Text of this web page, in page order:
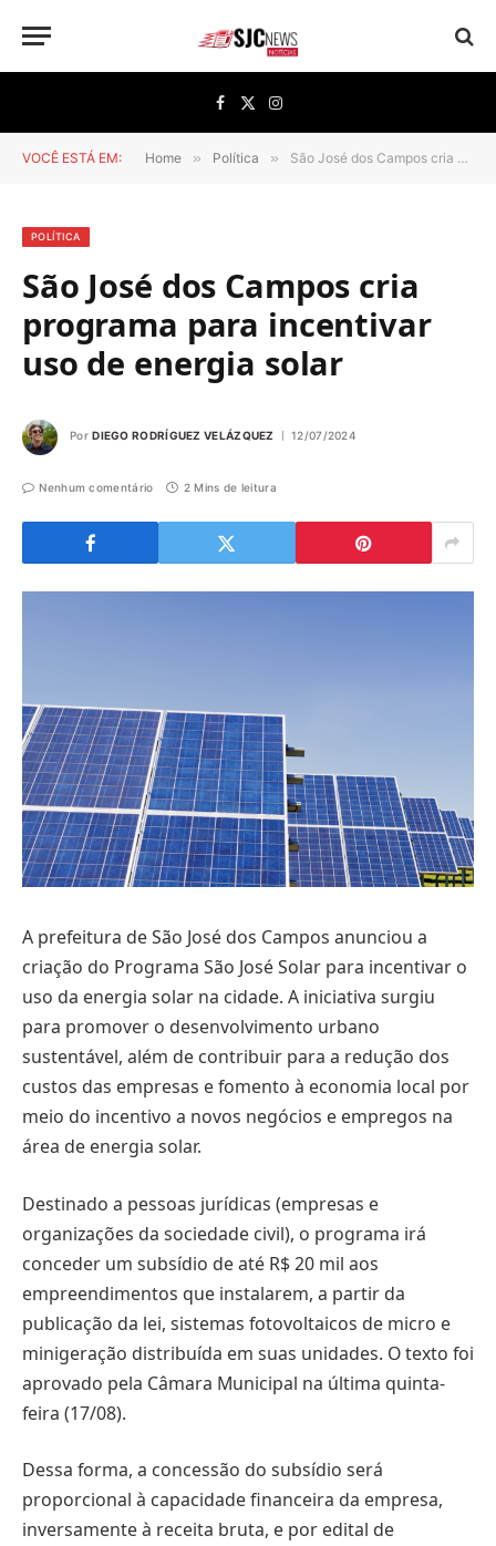
Facebook
X
(Twitter)
Instagram
VOCÊ ESTÁ EM: Home » Política » São José dos Campos cria programa para incentivar uso de energia solar
POLÍTICA
São José dos Campos cria
programa para incentivar
uso de energia solar
Por DIEGO RODRÍGUEZ VELÁZQUEZ 12/07/2024
Nenhum comentário 2 Mins de leitura
A prefeitura de São José dos Campos anunciou a
criação do Programa São José Solar para incentivar o
uso da energia solar na cidade. A iniciativa surgiu
para promover o desenvolvimento urbano
sustentável, além de contribuir para a redução dos
custos das empresas e fomento à economia local por
meio do incentivo a novos negócios e empregos na
área de energia solar.
Destinado a pessoas jurídicas (empresas e
organizações da sociedade civil), o programa irá
conceder um subsídio de até R$ 20 mil aos
empreendimentos que instalarem, a partir da
publicação da lei, sistemas fotovoltaicos de micro e
minigeração distribuída em suas unidades. O texto foi
aprovado pela Câmara Municipal na última quinta-
feira (17/08).
Dessa forma, a concessão do subsídio será
proporcional à capacidade financeira da empresa,
inversamente à receita bruta, e por edital de